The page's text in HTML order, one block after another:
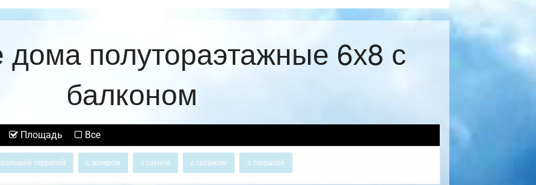
дома полутораэтажные 6х8 с
балконом
Площадь Все
большой террасой с эркером с сауной с гаражом с террасой